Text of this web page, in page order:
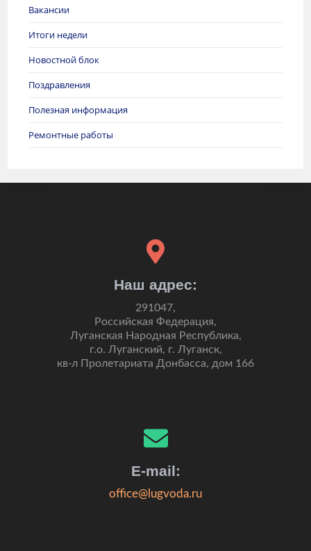
Вакансии
Итоги недели
Новостной блок
Поздравления
Полезная информация
Ремонтные работы
Наш адрес:
291047,
Российская Федерация,
Луганская Народная Республика,
г.о. Луганский, г. Луганск,
кв-л Пролетариата Донбасса, дом 166
E-mail:
office@lugvoda.ru